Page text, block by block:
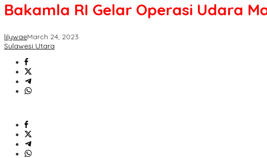
Bakamla RI Gelar Operasi Udara
lilywaeMarch 24, 2023
Sulawesi Utara